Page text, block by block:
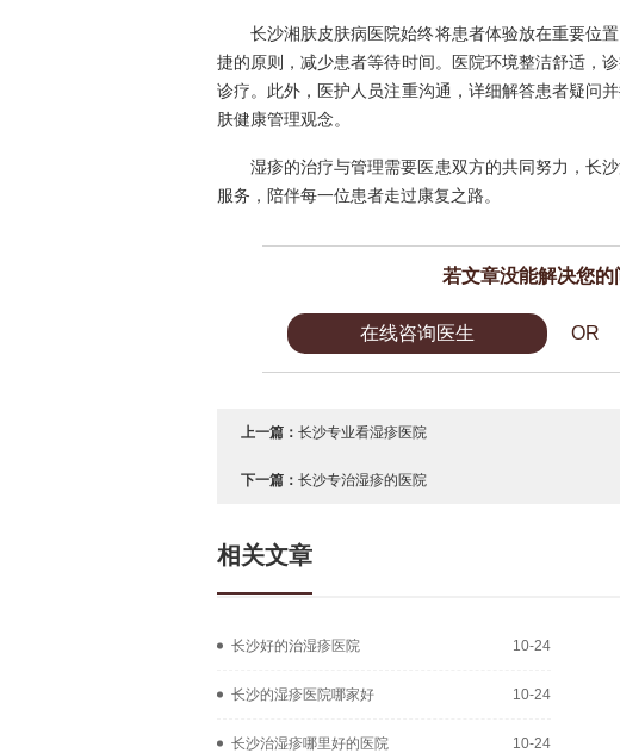
长沙湘肤皮肤病医院始终将患者体验放在重要位
捷的原则，减少患者等待时间。医院环境整洁舒适，
诊疗。此外，医护人员注重沟通，详细解答患者疑问
肤健康管理观念。
湿疹的治疗与管理需要医患双方的共同努力，长
服务，陪伴每一位患者走过康复之路。
若文章没能解决您的
在线咨询医生 OR
上一篇： 长沙专业看湿疹医院
下一篇： 长沙专治湿疹的医院
相关文章
长沙好的治湿疹医院 10-24
长沙的湿疹医院哪家好 10-24
长沙治湿疹哪里好的医院 10-24